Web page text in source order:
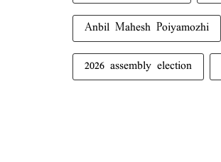
Anbil Mahesh Poiyamozhi
2026 assembly election